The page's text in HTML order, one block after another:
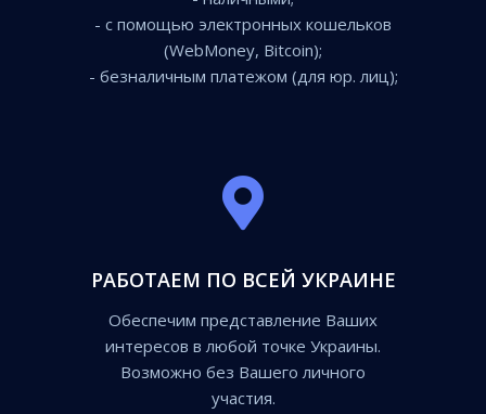
- с помощью электронных кошельков
(WebMoney, Bitcoin);
- безналичным платежом (для юр. лиц);
РАБОТАЕМ ПО ВСЕЙ УКРАИНЕ
Обеспечим представление Ваших
интересов в любой точке Украины.
Возможно без Вашего личного
участия.